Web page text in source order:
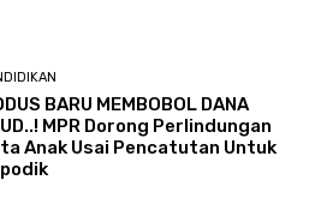
BARU MEMBOBOL DANA
MPR Dorong Perlindungan
Anak Usai Pencatutan Untuk